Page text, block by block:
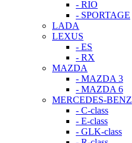
- RIO
- SPORTAGE
LADA
LEXUS
- ES
- RX
MAZDA
- MAZDA 3
- MAZDA 6
MERCEDES-BENZ
- C-class
- E-class
- GLK-class